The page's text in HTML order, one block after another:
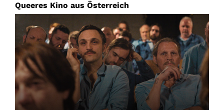
Queeres Kino aus Österreich